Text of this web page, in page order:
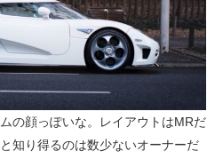
の顔っぽいな。レイアウトはMRだ
知り得るのは数少ないオーナーだ